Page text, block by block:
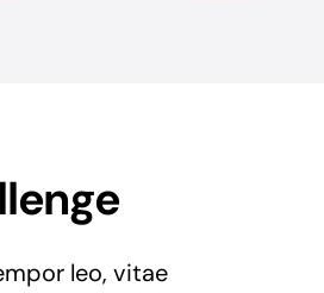
leo, vitae